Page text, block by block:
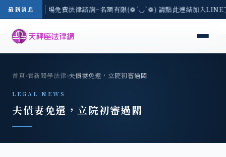
最新消息
區-8/3(一) 現場免費法律諮詢~名額有限(❁´◡`❁) 請點此連結加入
首頁›看新聞學法律›夫債妻免還，立院初審過關
LEGAL NEWS
夫債妻免還，立院初審過關